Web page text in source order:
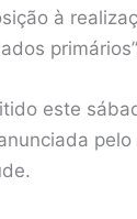
à
este